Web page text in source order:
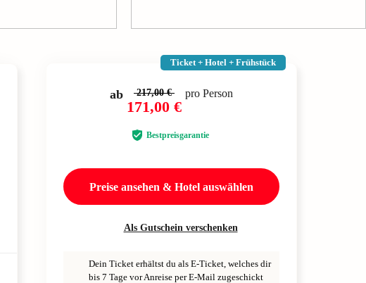
Ticket + Hotel + Frühstück
ab 217,00 €
171,00 €
pro Person
Bestpreisgarantie
Preise ansehen & Hotel auswählen
Als Gutschein verschenken
Dein Ticket erhältst du als E-Ticket, welches dir
bis 7 Tage vor Anreise per E-Mail zugeschickt